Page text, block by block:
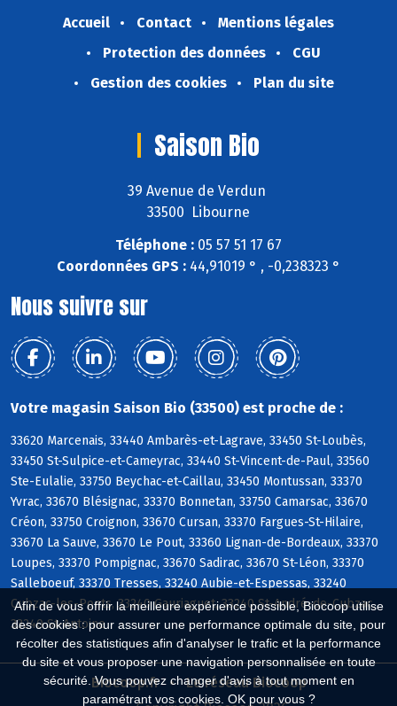
Afin de vous offrir la meilleure expérience possible, Biocoop utilise
des cookies : pour assurer une performance optimale du site, pour
récolter des statistiques afin d'analyser le trafic et la performance
du site et vous proposer une navigation personnalisée en toute
sécurité. Vous pouvez changer d'avis à tout moment en
paramétrant vos cookies. OK pour vous ?
Accueil Contact
Mentions légales
Protection des données
CGU
Gestion des cookies
Plan du site
Saison Bio
39 Avenue de Verdun
33500 Libourne
Téléphone : 05 57 51 17 67
Coordonnées GPS : 44,91019 ° , -0,238323 °
Nous suivre sur
Votre magasin Saison Bio (33500) est proche de :
33620 Marcenais, 33440 Ambarès-et-Lagrave, 33450 St-Loubès,
33450 St-Sulpice-et-Cameyrac, 33440 St-Vincent-de-Paul, 33560
Ste-Eulalie, 33750 Beychac-et-Caillau, 33450 Montussan, 33370
Yvrac, 33670 Blésignac, 33370 Bonnetan, 33750 Camarsac, 33670
Créon, 33750 Croignon, 33670 Cursan, 33370 Fargues-St-Hilaire,
33670 La Sauve, 33670 Le Pout, 33360 Lignan-de-Bordeaux, 33370
Loupes, 33370 Pompignac, 33670 Sadirac, 33670 St-Léon, 33370
Salleboeuf, 33370 Tresses, 33240 Aubie-et-Espessas, 33240
Cubzac-les-Ponts, 33240 Gauriaguet, 33240 St-André-de-Cubzac,
33240 St-Antoine
Biocoop.fr
Le réseau Biocoop